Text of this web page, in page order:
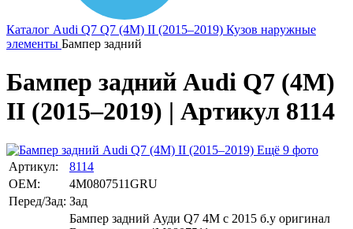
Каталог Audi Q7 Q7 (4M) II (2015–2019) Кузов наружные
элементы Бампер задний
Бампер задний Audi Q7 (4M)
II (2015–2019) | Артикул 8114
Ещё 9 фото
Артикул:
8114
OEM:
4M0807511GRU
Перед/Зад: Зад
Бампер задний Ауди Q7 4M с 2015 б.у оригинал